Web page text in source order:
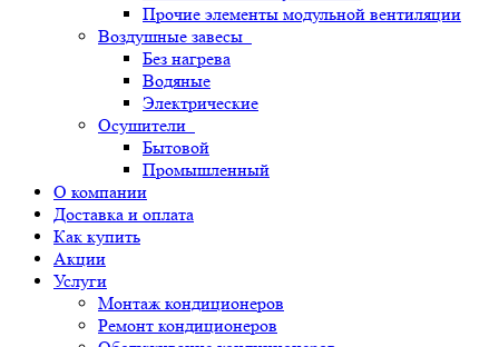
Прочие элементы модульной вентиляции
Воздушные завесы
Без нагрева
Водяные
Электрические
Осушители
Бытовой
Промышленный
О компании
Доставка и оплата
Как купить
Акции
Услуги
Монтаж кондиционеров
Ремонт кондиционеров